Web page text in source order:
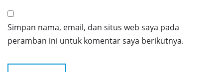
Simpan nama, email, dan situs web saya pada
peramban ini untuk komentar saya berikutnya.